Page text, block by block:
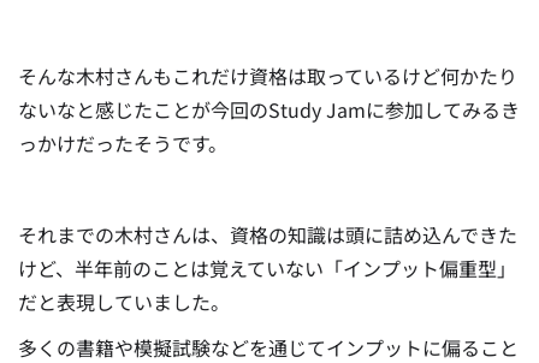
そんな木村さんもこれだけ資格は取っているけど何かたり
ないなと感じたことが今回のStudy Jamに参加してみるき
っかけだったそうです。
それまでの木村さんは、資格の知識は頭に詰め込んできた
けど、半年前のことは覚えていない「インプット偏重型」
だと表現していました。
多くの書籍や模擬試験などを通じてインプットに偏ること